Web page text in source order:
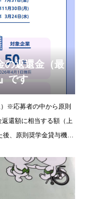
です
※応募者の中から原則
還額に相当する額（上
、原則奨学金貸与機関